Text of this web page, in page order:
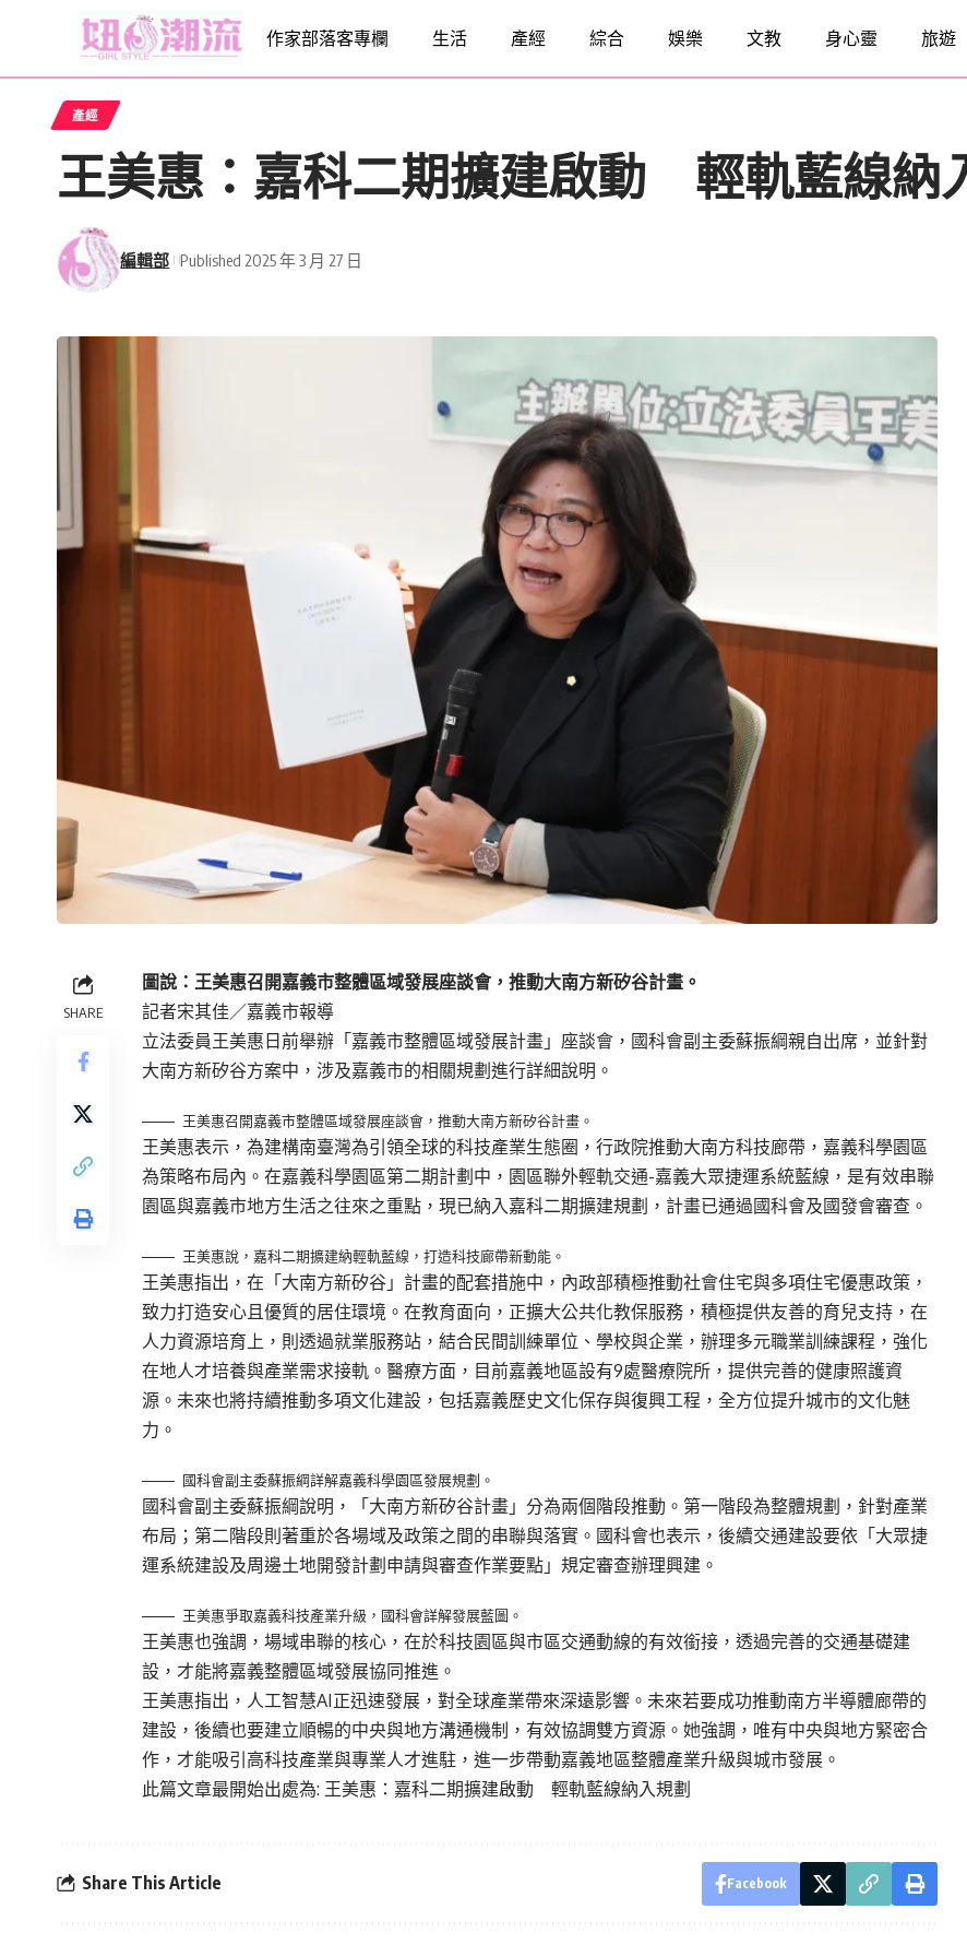
作家部落客專欄 生活 產經 綜合 娛樂 文教 身心靈 旅遊
產經
王美惠：嘉科二期擴建啟動 輕軌藍線納
編輯部 Published 2025 年 3 月 27 日
SHARE
圖說：王美惠召開嘉義市整體區域發展座談會，推動大南方新矽谷計畫。
記者宋其佳／嘉義市報導
立法委員王美惠日前舉辦「嘉義市整體區域發展計畫」座談會，國科會副主委蘇振綱親自出席，並針對
大南方新矽谷方案中，涉及嘉義市的相關規劃進行詳細說明。
王美惠召開嘉義市整體區域發展座談會，推動大南方新矽谷計畫。
王美惠表示，為建構南臺灣為引領全球的科技產業生態圈，行政院推動大南方科技廊帶，嘉義科學園區
為策略布局內。在嘉義科學園區第二期計劃中，園區聯外輕軌交通-嘉義大眾捷運系統藍線，是有效串聯
園區與嘉義市地方生活之往來之重點，現已納入嘉科二期擴建規劃，計畫已通過國科會及國發會審查。
王美惠說，嘉科二期擴建納輕軌藍線，打造科技廊帶新動能。
王美惠指出，在「大南方新矽谷」計畫的配套措施中，內政部積極推動社會住宅與多項住宅優惠政策，
致力打造安心且優質的居住環境。在教育面向，正擴大公共化教保服務，積極提供友善的育兒支持，在
人力資源培育上，則透過就業服務站，結合民間訓練單位、學校與企業，辦理多元職業訓練課程，強化
在地人才培養與產業需求接軌。醫療方面，目前嘉義地區設有9處醫療院所，提供完善的健康照護資
源。未來也將持續推動多項文化建設，包括嘉義歷史文化保存與復興工程，全方位提升城市的文化魅
力。
國科會副主委蘇振綱詳解嘉義科學園區發展規劃。
國科會副主委蘇振綱說明，「大南方新矽谷計畫」分為兩個階段推動。第一階段為整體規劃，針對產業
布局；第二階段則著重於各場域及政策之間的串聯與落實。國科會也表示，後續交通建設要依「大眾捷
運系統建設及周邊土地開發計劃申請與審查作業要點」規定審查辦理興建。
王美惠爭取嘉義科技產業升級，國科會詳解發展藍圖。
王美惠也強調，場域串聯的核心，在於科技園區與市區交通動線的有效銜接，透過完善的交通基礎建
設，才能將嘉義整體區域發展協同推進。
王美惠指出，人工智慧AI正迅速發展，對全球產業帶來深遠影響。未來若要成功推動南方半導體廊帶的
建設，後續也要建立順暢的中央與地方溝通機制，有效協調雙方資源。她強調，唯有中央與地方緊密合
作，才能吸引高科技產業與專業人才進駐，進一步帶動嘉義地區整體產業升級與城市發展。
此篇文章最開始出處為: 王美惠：嘉科二期擴建啟動 輕軌藍線納入規劃
Share This Article Facebook